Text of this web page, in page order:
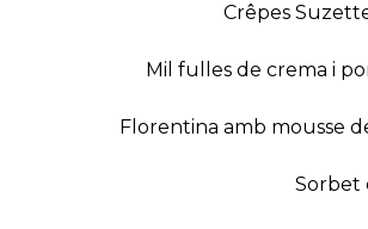
Crêpes
Mil fulles de crema i
Florentina amb mousse
Sorbet